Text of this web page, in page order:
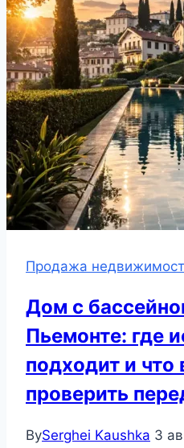
Продажа
Дом с
Пьемонте: где
подходит и что
проверить
BySerghei Kaushka 3